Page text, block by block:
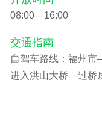
08:00—16:00
交通指南
自驾车路线：福州
进入洪山大桥—过桥